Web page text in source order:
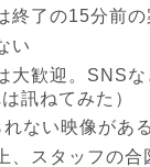
終了の15分前の
い
大歓迎。SNS
訊ねてみた）
ない映像がある
、スタッフの合